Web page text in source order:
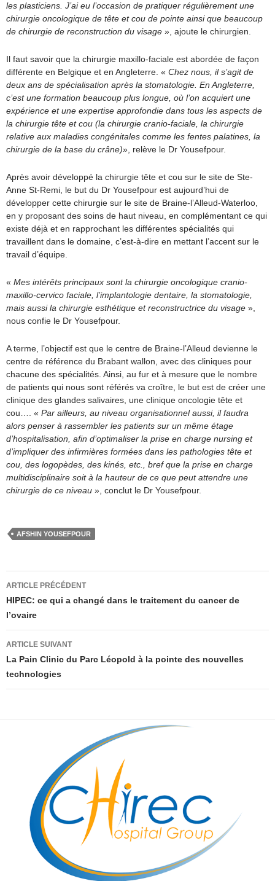
les plasticiens. J’ai eu l’occasion de pratiquer régulièrement une
chirurgie oncologique de tête et cou de pointe ainsi que beaucoup
de chirurgie de reconstruction du visage », ajoute le chirurgien.
Il faut savoir que la chirurgie maxillo-faciale est abordée de façon
différente en Belgique et en Angleterre. « Chez nous, il s’agit de
deux ans de spécialisation après la stomatologie. En Angleterre,
c’est une formation beaucoup plus longue, où l’on acquiert une
expérience et une expertise approfondie dans tous les aspects de
la chirurgie tête et cou (la chirurgie cranio-faciale, la chirurgie
relative aux maladies congénitales comme les fentes palatines, la
chirurgie de la base du crâne)», relève le Dr Yousefpour.
Après avoir développé la chirurgie tête et cou sur le site de Ste-
Anne St-Remi, le but du Dr Yousefpour est aujourd’hui de
développer cette chirurgie sur le site de Braine-l’Alleud-Waterloo,
en y proposant des soins de haut niveau, en complémentant ce qui
existe déjà et en rapprochant les différentes spécialités qui
travaillent dans le domaine, c’est-à-dire en mettant l’accent sur le
travail d’équipe.
« Mes intérêts principaux sont la chirurgie oncologique cranio-
maxillo-cervico faciale, l’implantologie dentaire, la stomatologie,
mais aussi la chirurgie esthétique et reconstructrice du visage »,
nous confie le Dr Yousefpour.
A terme, l’objectif est que le centre de Braine-l’Alleud devienne le
centre de référence du Brabant wallon, avec des cliniques pour
chacune des spécialités. Ainsi, au fur et à mesure que le nombre
de patients qui nous sont référés va croître, le but est de créer une
clinique des glandes salivaires, une clinique oncologie tête et
cou…. « Par ailleurs, au niveau organisationnel aussi, il faudra
alors penser à rassembler les patients sur un même étage
d’hospitalisation, afin d’optimaliser la prise en charge nursing et
d’impliquer des infirmières formées dans les pathologies tête et
cou, des logopèdes, des kinés, etc., bref que la prise en charge
multidisciplinaire soit à la hauteur de ce que peut attendre une
chirurgie de ce niveau », conclut le Dr Yousefpour.
AFSHIN YOUSEFPOUR
Navigation
des
articles
ARTICLE PRÉCÉDENT
HIPEC: ce qui a changé dans le traitement du cancer de
l’ovaire
ARTICLE SUIVANT
La Pain Clinic du Parc Léopold à la pointe des nouvelles
technologies